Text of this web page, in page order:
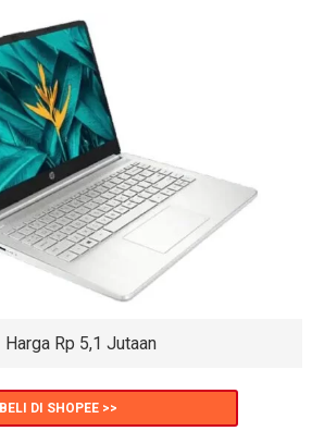
Harga Rp 5,1 Jutaan
BELI DI SHOPEE >>